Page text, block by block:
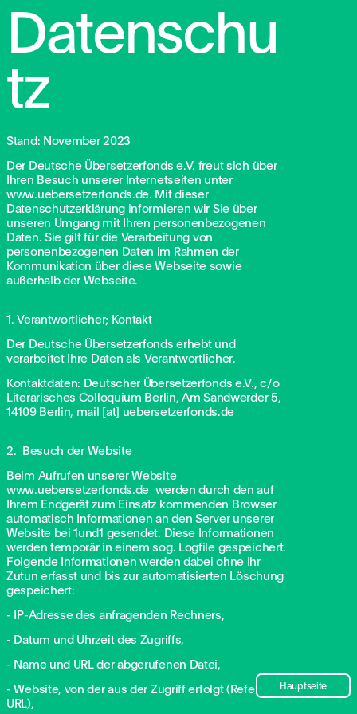
Datenschu
tz
Stand: November 2023
Der Deutsche Übersetzerfonds e.V. freut sich über
Ihren Besuch unserer Internetseiten unter
www.uebersetzerfonds.de. Mit dieser
Datenschutzerklärung informieren wir Sie über
unseren Umgang mit Ihren personenbezogenen
Daten. Sie gilt für die Verarbeitung von
personenbezogenen Daten im Rahmen der
Kommunikation über diese Webseite sowie
außerhalb der Webseite.
1. Verantwortlicher; Kontakt
Der Deutsche Übersetzerfonds erhebt und
verarbeitet Ihre Daten als Verantwortlicher.
Kontaktdaten: Deutscher Übersetzerfonds e.V., c/o
Literarisches Colloquium Berlin, Am Sandwerder 5,
14109 Berlin, mail [at] uebersetzerfonds.de
2. Besuch der Website
Beim Aufrufen unserer Website
www.uebersetzerfonds.de werden durch den auf
Ihrem Endgerät zum Einsatz kommenden Browser
automatisch Informationen an den Server unserer
Website bei 1und1 gesendet. Diese Informationen
werden temporär in einem sog. Logfile gespeichert.
Folgende Informationen werden dabei ohne Ihr
Zutun erfasst und bis zur automatisierten Löschung
gespeichert:
- IP-Adresse des anfragenden Rechners,
- Datum und Uhrzeit des Zugriffs,
- Name und URL der abgerufenen Datei,
- Website, von der aus der Zugriff erfolgt (Referrer-
URL),
Hauptseite